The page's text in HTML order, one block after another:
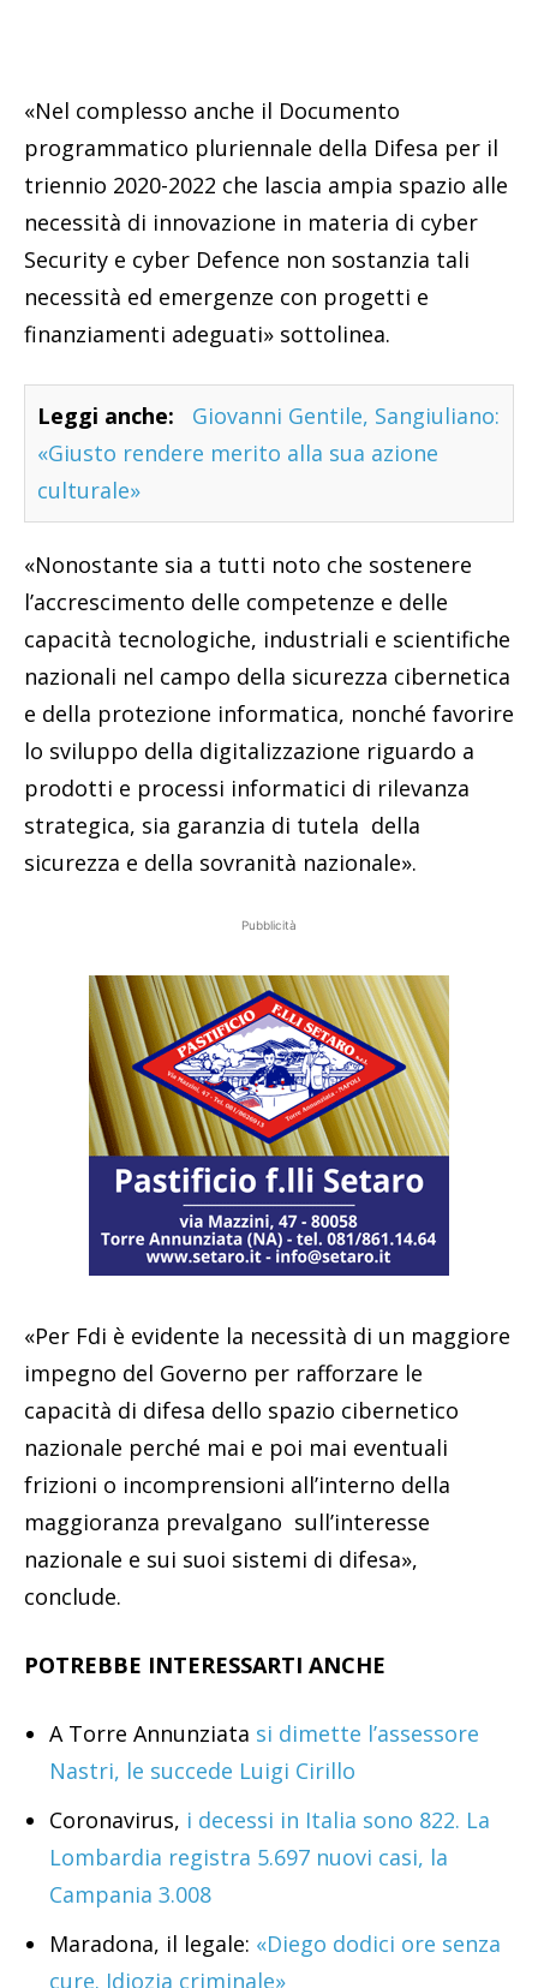
«Nel complesso anche il Documento
programmatico pluriennale della Difesa per il
triennio 2020-2022 che lascia ampia spazio alle
necessità di innovazione in materia di cyber
Security e cyber Defence non sostanzia tali
necessità ed emergenze con progetti e
finanziamenti adeguati» sottolinea.
Leggi anche:
Giovanni Gentile, Sangiuliano:
«Giusto rendere merito alla sua azione
culturale»
«Nonostante sia a tutti noto che sostenere
l’accrescimento delle competenze e delle
capacità tecnologiche, industriali e scientifiche
nazionali nel campo della sicurezza cibernetica
e della protezione informatica, nonché favorire
lo sviluppo della digitalizzazione riguardo a
prodotti e processi informatici di rilevanza
strategica, sia garanzia di tutela della
sicurezza e della sovranità nazionale».
Pubblicità
«Per Fdi è evidente la necessità di un maggiore
impegno del Governo per rafforzare le
capacità di difesa dello spazio cibernetico
nazionale perché mai e poi mai eventuali
frizioni o incomprensioni all’interno della
maggioranza prevalgano sull’interesse
nazionale e sui suoi sistemi di difesa»,
conclude.
POTREBBE INTERESSARTI ANCHE
A Torre Annunziata si dimette l’assessore
Nastri, le succede Luigi Cirillo
Coronavirus, i decessi in Italia sono 822. La
Lombardia registra 5.697 nuovi casi, la
Campania 3.008
Maradona, il legale: «Diego dodici ore senza
cure. Idiozia criminale»